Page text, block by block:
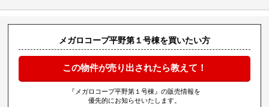
メガロコープ平野第１号棟を買いたい方
この物件が売り出されたら教えて！
『メガロコープ平野第１号棟』の販売情報を
優先的にお知らせいたします。